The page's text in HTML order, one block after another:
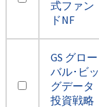
式ファン
ドNF
GS グロー
バル･ビッ
グデータ
投資戦略